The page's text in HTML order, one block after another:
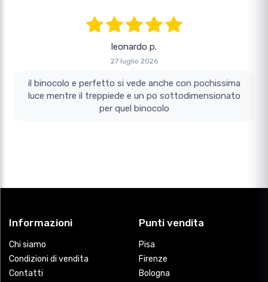
leonardo p.
27 luglio 2026
il binocolo e perfetto si vede anche con pochissima
luce mentre il treppiede e un po sottodimensionato
per quel binocolo
Informazioni
Chi siamo
Condizioni di vendita
Contatti
Punti vendita
Pisa
Firenze
Bologna